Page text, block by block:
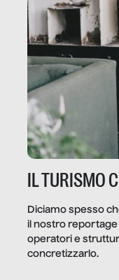
IL TURISMO
Diciamo spesso
il nostro reportage
operatori e
concretizzarlo.